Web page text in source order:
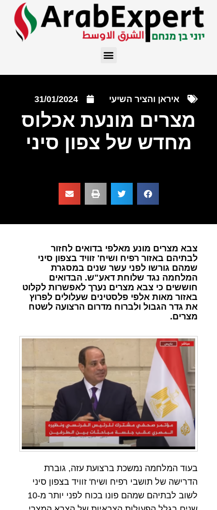
איראן והציר השיעי 31/01/2024
מצרים מונעת אכלוס
מחדש של צפון סיני
צבא מצרים מונע מאלפי בדואים לחזור
לבתיהם באזור רפיח ושיח' זוויד בצפון סיני
שמהם גורשו לפני עשר שנים במסגרת
המלחמה נגד שלוחת דאע"ש. הבדואים
חוששים כי צבא מצרים נערך לאפשרות לקלוט
באזור מאות אלפי פלסטינים שעלולים לפרוץ
את גדר הגבול ולברוח מדרום הרצועה לשטח
מצרים.
בעוד המלחמה נמשכת ברצועת עזה, גוברת
הדרישה של תושבי רפיח ושיח' זוויד בצפון סיני
לשוב לבתיהם שמהם פונו בכוח לפני יותר מ-10